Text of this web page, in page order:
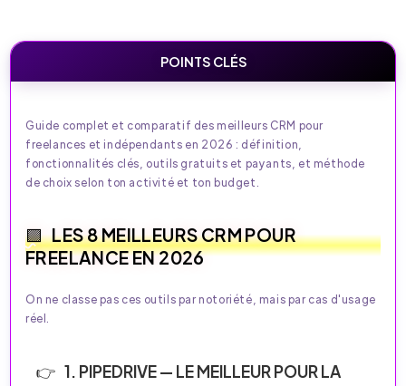
POINTS CLÉS
Guide complet et comparatif des meilleurs CRM pour
freelances et indépendants en 2026 : définition,
fonctionnalités clés, outils gratuits et payants, et méthode
de choix selon ton activité et ton budget.
LES 8 MEILLEURS CRM POUR
FREELANCE EN 2026
On ne classe pas ces outils par notoriété, mais par cas d'usage
réel.
1. PIPEDRIVE — LE MEILLEUR POUR LA